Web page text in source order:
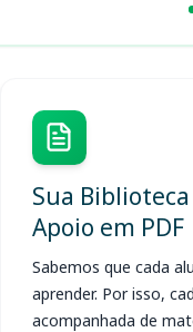
Sua
Apoio em PDF
Sabemos que cada
aprender. Por isso,
acompanhada de